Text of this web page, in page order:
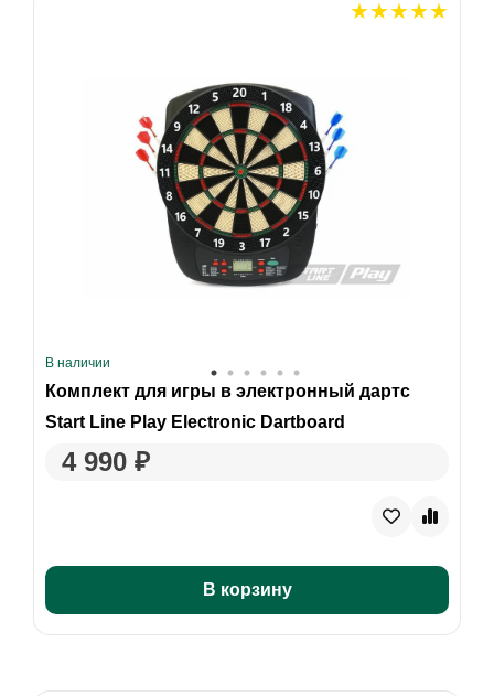
В наличии
Комплект для игры в электронный дартс
Start Line Play Electronic Dartboard
4 990 ₽
В корзину